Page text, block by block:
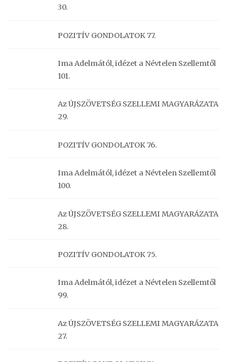
30.
POZITÍV GONDOLATOK 77.
Ima Adelmától, idézet a Névtelen Szellemtől
101.
Az ÚJSZÖVETSÉG SZELLEMI MAGYARÁZATA
29.
POZITÍV GONDOLATOK 76.
Ima Adelmától, idézet a Névtelen Szellemtől
100.
Az ÚJSZÖVETSÉG SZELLEMI MAGYARÁZATA
28.
POZITÍV GONDOLATOK 75.
Ima Adelmától, idézet a Névtelen Szellemtől
99.
Az ÚJSZÖVETSÉG SZELLEMI MAGYARÁZATA
27.